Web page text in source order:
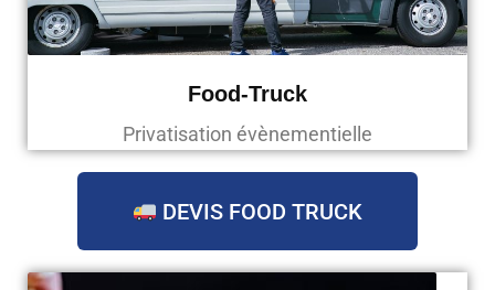
Food-Truck
Privatisation évènementielle
DEVIS FOOD TRUCK